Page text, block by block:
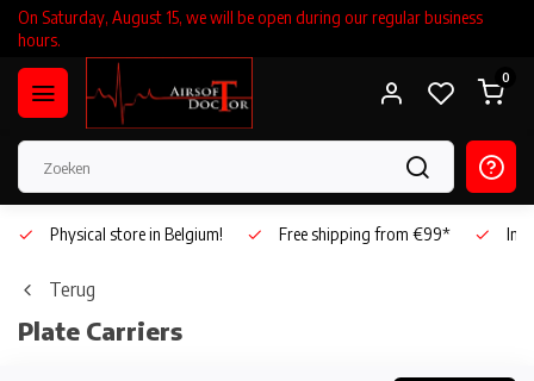
On Saturday, August 15, we will be open during our regular business
hours.
0
Physical store in Belgium! Free shipping from €99*
Terug
Plate Carriers